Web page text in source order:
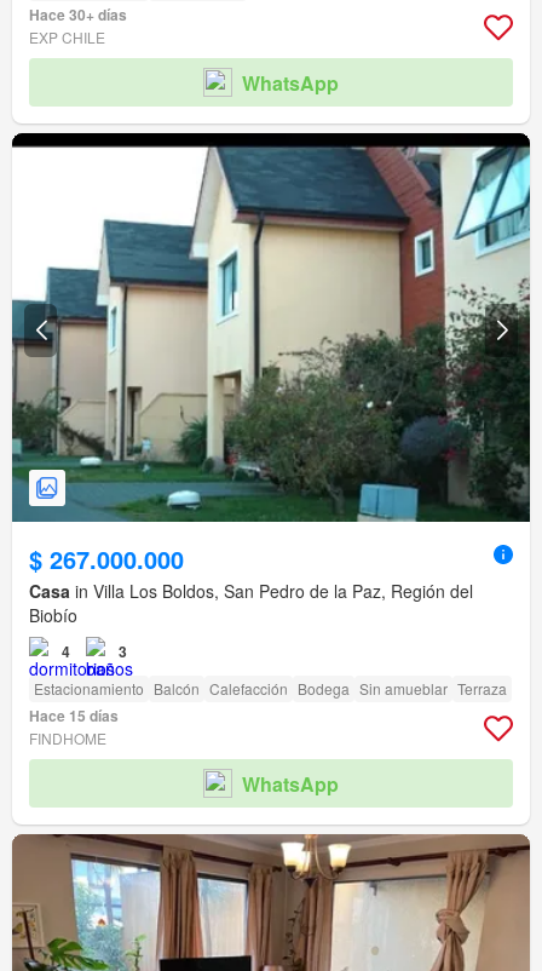
Hace 30+ días
EXP CHILE
WhatsApp
$ 267.000.000
Casa in Villa Los Boldos, San Pedro de la Paz, Región del
Biobío
4 3
Estacionamiento Balcón Calefacción Bodega Sin amueblar Terraza
Hace 15 días
FINDHOME
WhatsApp